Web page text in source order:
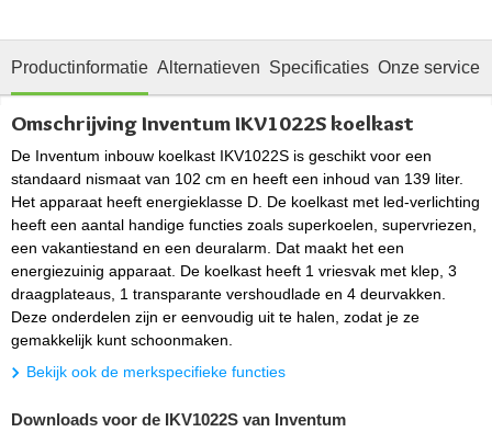
Productinformatie Alternatieven Specificaties Onze service
Omschrijving Inventum IKV1022S koelkast
De Inventum inbouw koelkast IKV1022S is geschikt voor een
standaard nismaat van 102 cm en heeft een inhoud van 139 liter.
Het apparaat heeft energieklasse D. De koelkast met led-verlichting
heeft een aantal handige functies zoals superkoelen, supervriezen,
een vakantiestand en een deuralarm. Dat maakt het een
energiezuinig apparaat. De koelkast heeft 1 vriesvak met klep, 3
draagplateaus, 1 transparante vershoudlade en 4 deurvakken.
Deze onderdelen zijn er eenvoudig uit te halen, zodat je ze
gemakkelijk kunt schoonmaken.
Bekijk ook de merkspecifieke functies
Downloads voor de IKV1022S van Inventum